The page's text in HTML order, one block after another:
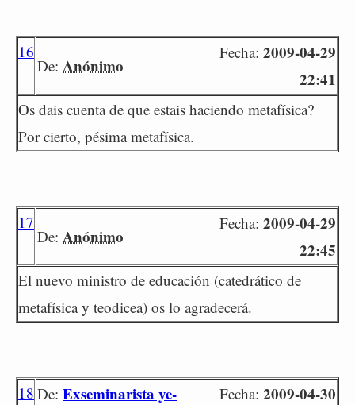
16
De: Anónimo
Fecha: 2009-04-29
22:41
Os dais cuenta de que estais haciendo metafísica?
Por cierto, pésima metafísica.
17
De: Anónimo
Fecha: 2009-04-29
22:45
El nuevo ministro de educación (catedrático de
metafísica y teodicea) os lo agradecerá.
18 De: Exseminarista ye-
Fecha: 2009-04-30